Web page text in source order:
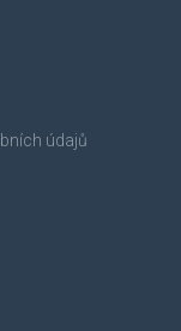
údajů